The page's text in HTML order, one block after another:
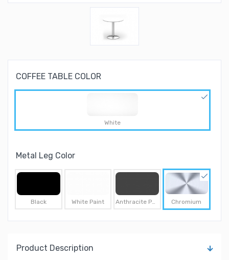
COFFEE TABLE COLOR
White
Metal Leg Color
Black White Paint Anthracite Paint Chromium
Product Description